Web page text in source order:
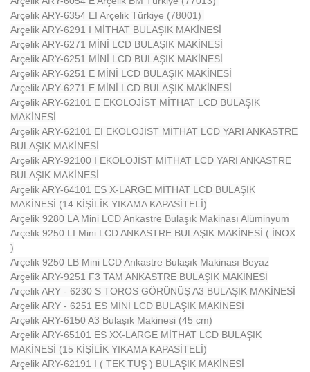
Arçelik ARY-6354 EI Arçelik Türkiye (78001)
Arçelik ARY-6291 I MİTHAT BULAŞIK MAKİNESİ
Arçelik ARY-6271 MİNİ LCD BULAŞIK MAKİNESİ
Arçelik ARY-6251 MİNİ LCD BULAŞIK MAKİNESİ
Arçelik ARY-6251 E MİNİ LCD BULAŞIK MAKİNESİ
Arçelik ARY-6271 E MİNİ LCD BULAŞIK MAKİNESİ
Arçelik ARY-62101 E EKOLOJİST MİTHAT LCD BULAŞIK
MAKİNESİ
Arçelik ARY-62101 EI EKOLOJİST MİTHAT LCD YARI ANKASTRE
BULAŞIK MAKİNESİ
Arçelik ARY-92100 I EKOLOJİST MİTHAT LCD YARI ANKASTRE
BULAŞIK MAKİNESİ
Arçelik ARY-64101 ES X-LARGE MİTHAT LCD BULAŞIK
MAKİNESİ (14 KİŞİLİK YIKAMA KAPASİTELİ)
Arçelik 9280 LA Mini LCD Ankastre Bulaşık Makinası Alüminyum
Arçelik 9250 LI Mini LCD ANKASTRE BULAŞIK MAKİNESİ ( İNOX
)
Arçelik 9250 LB Mini LCD Ankastre Bulaşık Makinası Beyaz
Arçelik ARY-9251 F3 TAM ANKASTRE BULAŞIK MAKİNESİ
Arçelik ARY - 6230 S TOROS GÖRÜNÜŞ A3 BULAŞIK MAKİNESİ
Arçelik ARY - 6251 ES MİNİ LCD BULAŞIK MAKİNESİ
Arçelik ARY-6150 A3 Bulaşık Makinesi (45 cm)
Arçelik ARY-65101 ES XX-LARGE MİTHAT LCD BULAŞIK
MAKİNESİ (15 KİŞİLİK YIKAMA KAPASİTELİ)
Arçelik ARY-62191 I ( TEK TUŞ ) BULAŞIK MAKİNESİ